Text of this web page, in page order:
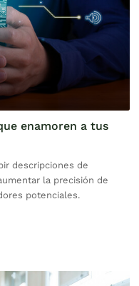
enamoren a tus
descripciones de
la precisión de
potenciales.